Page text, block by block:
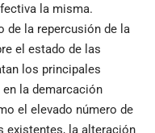
la misma.
de la repercusión de la
el estado de las
los principales
la demarcación
el elevado número de
existentes, la alteración